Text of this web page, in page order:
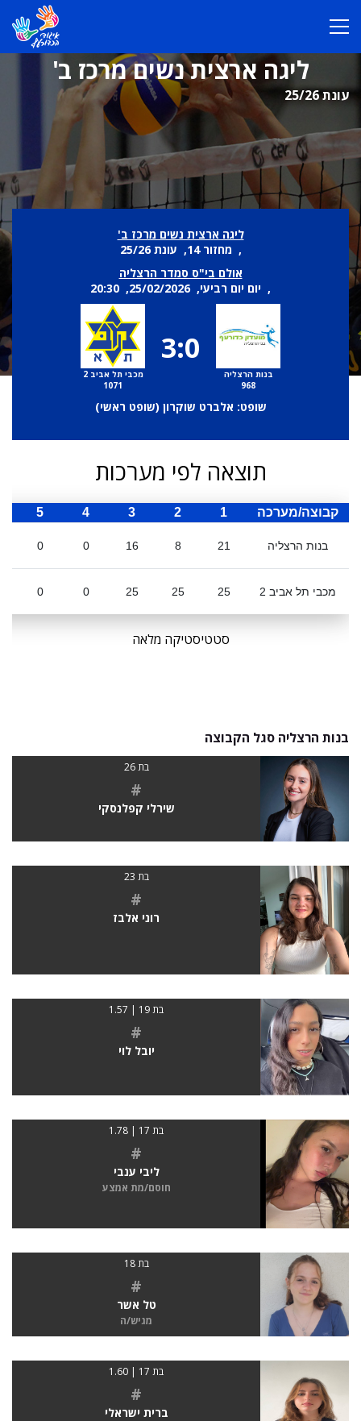
ליגה ארצית נשים מרכז ב'
עונת 25/26
ליגה ארצית נשים מרכז ב'
, מחזור 14, עונת 25/26
אולם בי"ס סמדר הרצליה
, יום יום רביעי, 25/02/2026, 20:30
בנות הרצליה
968
3:0
מכבי תל אביב 2
1071
שופט: אלברט שוקרון (שופט ראשי)
תוצאה לפי מערכות
קבוצה/מערכה 1
2
3
4
5
בנות הרצליה 21
8
16
0
0
מכבי תל אביב 2 25
25
25
0
0
סטטיסטיקה מלאה
בנות הרצליה סגל הקבוצה
בת 26
#
שירלי קפלנסקי
בת 23
#
רוני אלבז
בת 19 | 1.57
#
יובל לוי
בת 17 | 1.78
#
ליבי ענבי
חוסם/מת אמצע
בת 18
#
טל אשר
מגיש/ה
בת 17 | 1.60
#
ברית ישראלי